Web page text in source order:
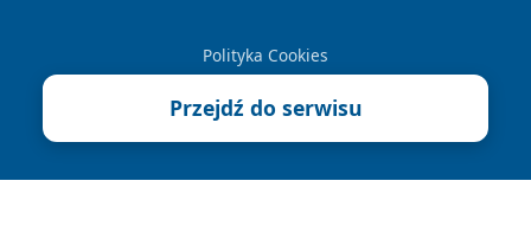
Polityka Cookies
Przejdź do serwisu